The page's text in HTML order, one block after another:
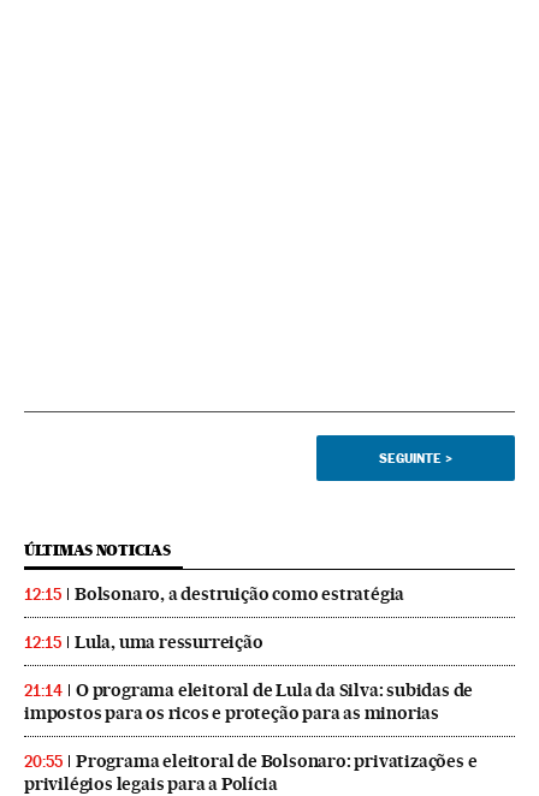
SEGUINTE >
ÚLTIMAS NOTICIAS
12:15 Bolsonaro, a destruição como estratégia
12:15 Lula, uma ressurreição
21:14
O programa eleitoral de Lula da Silva: subidas de
impostos para os ricos e proteção para as minorias
20:55
Programa eleitoral de Bolsonaro: privatizações e
privilégios legais para a Polícia